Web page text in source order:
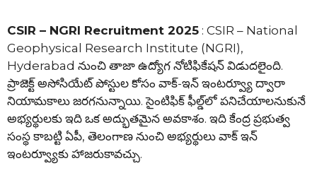
CSIR – NGRI Recruitment 2025 : CSIR – National
Geophysical Research Institute (NGRI),
Hyderabad నుంచి తాజా ఉద్యోగ నోటిఫికేషన్ విడుదలైంది.
ప్రాజెక్ట్ అసోసియేట్ పోస్టుల కోసం వాక్-ఇన్ ఇంటర్వ్యూ ద్వారా
నియామకాలు జరగనున్నాయి. సైంటిఫిక్ ఫీల్డ్‌లో పనిచేయాలనుకునే
అభ్యర్థులకు ఇది ఒక అద్భుతమైన అవకాశం. ఇది కేంద్ర ప్రభుత్వ
సంస్థ కాబట్టి ఏపీ, తెలంగాణ నుంచి అభ్యర్థులు వాక్ ఇన్
ఇంటర్వ్యూకు హాజరుకావచ్చు.